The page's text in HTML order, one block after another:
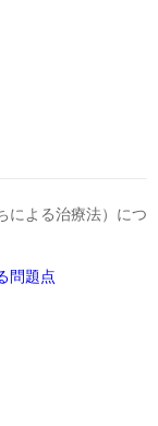
による治療法）につ
問題点